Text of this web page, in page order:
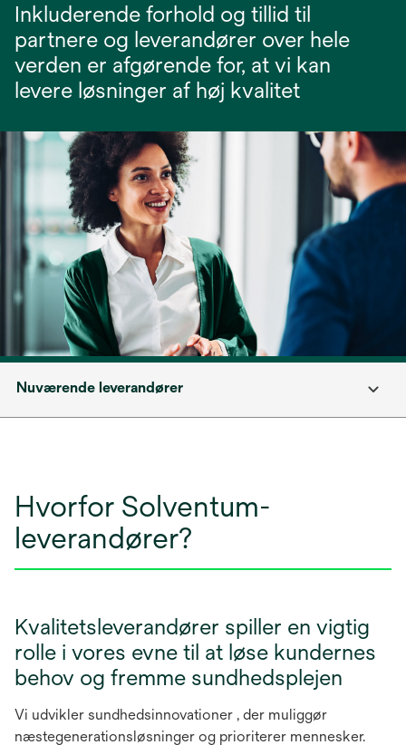
Inkluderende forhold og tillid til
partnere og leverandører over hele
verden er afgørende for, at vi kan
levere løsninger af høj kvalitet
Nuværende leverandører
Hvorfor Solventum-
leverandører?
Kvalitetsleverandører spiller en vigtig
rolle i vores evne til at løse kundernes
behov og fremme sundhedsplejen
Vi udvikler sundhedsinnovationer , der muliggør
næstegenerationsløsninger og prioriterer mennesker.